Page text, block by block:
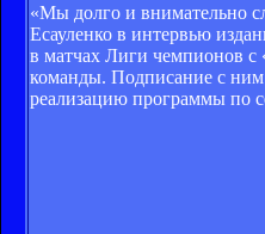
«Мы долго и внимательно
Есауленко в интервью
в матчах Лиги чемпионов с
команды. Подписание с ним
реализацию программы по